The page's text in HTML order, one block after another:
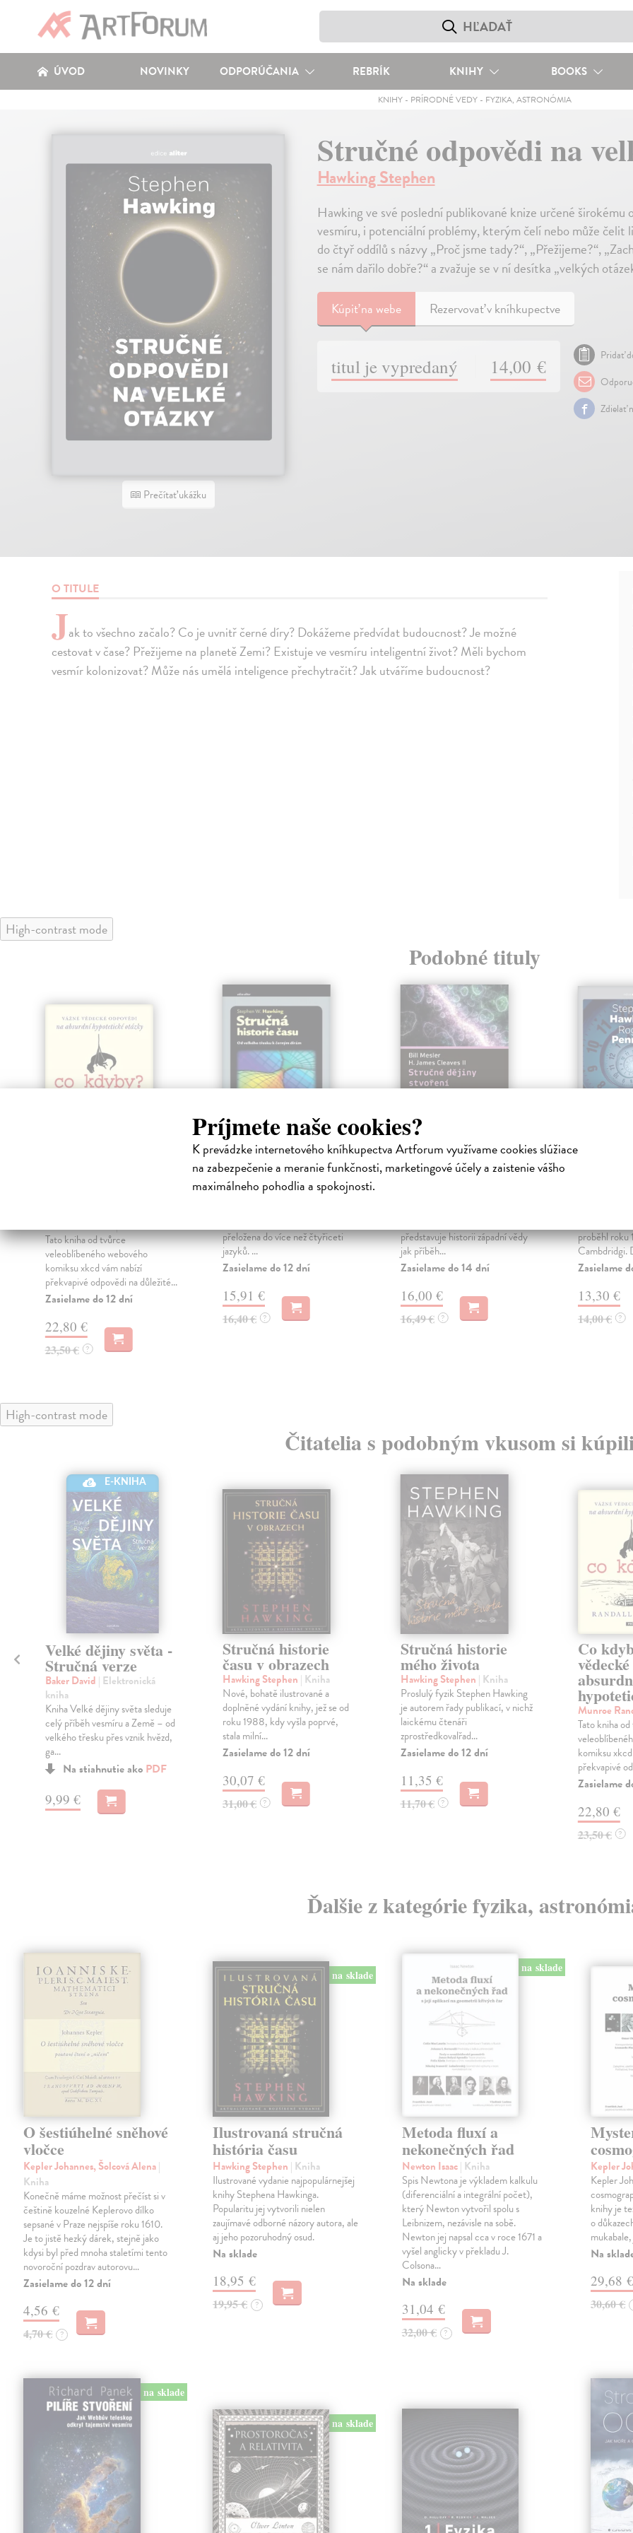
Príjmete naše cookies?
K prevádzke internetového kníhkupectva Artforum využívame cookies slúžiace
na zabezpečenie a meranie funkčnosti, marketingové účely a zaistenie vášho
maximálneho pohodlia a spokojnosti.
ÚVOD NOVINKY ODPORÚČANIA REBRÍK KNIHY BOOKS
KNIHY- PRÍRODNÉ VEDY- FYZIKA, ASTRONÓMIA
Prečítať ukážku
Stručné odpovědi na
Hawking Stephen
Hawking ve své poslední publikované knize určené
vesmíru, i potenciální problémy, kterým čelí nebo může čelit
do čtyř oddílů s názvy „Proč jsme tady?“, „Přežijeme?“,
se nám dařilo dobře?“ a zvažuje se v ní desítka „velkých
Kúpiťna webe Rezervovať v kníhkupectve
titul je vypredaný 14,00 €
Pridať
Zdielať
O TITULE
Jak to všechno začalo? Co je uvnitř černé díry? Dokážeme předvídat budoucnost? Je možné
cestovat v čase? Přežijeme na planetě Zemi? Existuje ve vesmíru inteligentní život? Měli bychom
vesmír kolonizovat? Může nás umělá inteligence přechytračit? Jak utváříme budoucnost?
High-contrast mode
Podobné tituly
Tato kniha od tvůrce
veleoblíbeného webového
komiksu xkcd vám nabízí
překvapivé odpovědi na důležité...
Zasielame do 12 dní
22,80 €
23,50 € ?
Stručná historie
času
Hawking Stephen| Kniha
přeložena do více než čtyřiceti
jazyků. ...
Zasielame do 12 dní
15,91 €
16,40 € ?
Stručné dějiny
stvoření
představuje historii západní vědy
jak příběh...
Zasielame do 14 dní
16,00 €
16,49 € ?
proběhl roku
Cambdridgi.
Zasielame
13,30 €
14,00 € ?
High-contrast mode
Čitatelia s podobným vkusom si
E-KNIHA
Velké dějiny světa -
Stručná verze
Baker David | Elektronická
kniha
Kniha Velké dějiny světa sleduje
celý příběh vesmíru a Země – od
velkého třesku přes vznik hvězd,
ga...
Na stiahnutie ako PDF
9,99 €
Stručná historie
času v obrazech
Hawking Stephen | Kniha
Nové, bohatě ilustrované a
doplněné vydání knihy, jež se od
roku 1988, kdy vyšla poprvé,
stala milní...
Zasielame do 12 dní
30,07 €
31,00 € ?
Stručná historie
mého života
Hawking Stephen | Kniha
Proslulý fyzik Stephen Hawking
je autorem řady publikací, v nichž
laickému čtenáři
zprostředkovalřad...
Zasielame do 12 dní
11,35 €
11,70 € ?
Co
Munroe
Tato kniha
komiksu
překvapivé
Zasielame
22,80 €
23,50 € ?
Ďalšie z kategórie fyzika,
O šestiúhelné sněhové
vločce
Kepler Johannes, Šolcová Alena|
Kniha
Konečně máme možnost přečíst si v
češtině kouzelné Keplerovo dílko
sepsané v Praze nejspíše roku 1610.
Je to jistě hezký dárek, stejně jako
kdysi byl před mnoha staletími tento
novoroční pozdrav autorovu…
Zasielame do 12 dní
4,56 €
4,70 € ?
na sklade
Ilustrovaná stručná
história času
Hawking Stephen | Kniha
Ilustrované vydanie najpopulárnejšej
knihy Stephena Hawkinga.
Popularitu jej vytvorili nielen
zaujímavé odborné názory autora, ale
aj jeho pozoruhodný osud.
Na sklade
18,95 €
19,95 € ?
na sklade
Metoda fluxí a
nekonečných řad
Newton Isaac| Kniha
Spis Newtona je výkladem kalkulu
(diferenciální a integrální počet),
který Newton vytvořil spolu s
Leibnizem, nezávisle na sobě.
Newton jej napsal cca v roce 1671 a
vyšel anglicky v překladu J.
Colsona…
Na sklade
31,04 €
32,00 € ?
Kepler
Kepler
knihy je
o
Na
29,68 €
30,60 €
na sklade
na sklade